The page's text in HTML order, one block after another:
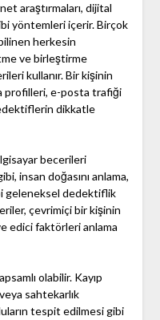
araştırmaları, dijital
yöntemleri içerir. Birçok
herkesin
ve birleştirme
kullanır. Bir kişinin
profilleri, e-posta trafiği
dikkatle
becerileri
insan doğasını anlama,
geleneksel dedektiflik
çevrimiçi bir kişinin
edici faktörleri anlama
olabilir. Kayıp
sahtekarlık
tespit edilmesi gibi